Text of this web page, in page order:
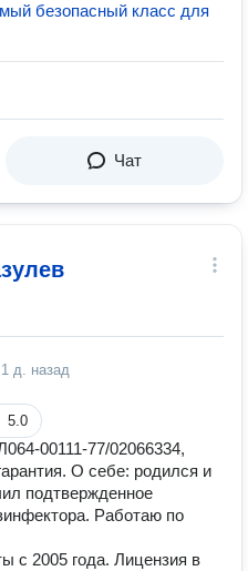
безопасный класс для
Чат
1 д. назад
5.0
00111-77/02066334,
О себе: родился и
подтвержденное
Работаю по
с 2005 года. Лицензия в